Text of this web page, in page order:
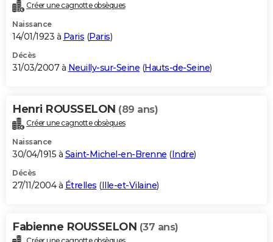
Créer une cagnotte obsèques
Naissance
14/01/1923 à Paris (Paris)
Décès
31/03/2007 à Neuilly-sur-Seine (Hauts-de-Seine)
Henri ROUSSELON (89 ans)
Créer une cagnotte obsèques
Naissance
30/04/1915 à Saint-Michel-en-Brenne (Indre)
Décès
27/11/2004 à Étrelles (Ille-et-Vilaine)
Fabienne ROUSSELON (37 ans)